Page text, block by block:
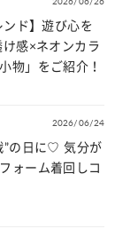
ンド】遊び心を
感×ネオンカラ
物」をご紹介！
2026/06/24
”の日に♡ 気分が
ォーム着回しコ